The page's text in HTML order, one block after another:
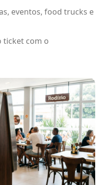
eventos, food trucks e
ticket com o